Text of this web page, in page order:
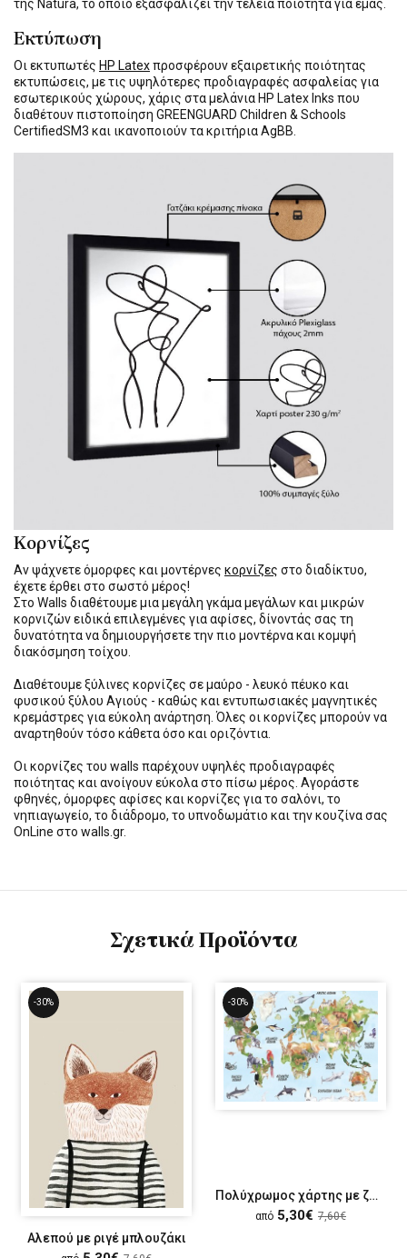
της Natura, το οποίο εξασφαλίζει την τέλεια ποιότητα για εμάς.
Εκτύπωση
Οι εκτυπωτές HP Latexπροσφέρουν εξαιρετικής ποιότητας
εκτυπώσεις, με τις υψηλότερες προδιαγραφές ασφαλείας για
εσωτερικούς χώρους, χάρις στα μελάνια HP Latex Inks που
διαθέτουν πιστοποίηση GREENGUARD Children & Schools
CertifiedSM3 και ικανοποιούν τα κριτήρια AgBB.
Κορνίζες
Αν ψάχνετε όμορφες και μοντέρνες κορνίζες στο διαδίκτυο,
έχετε έρθει στο σωστό μέρος!
Στο Walls διαθέτουμε μια μεγάλη γκάμα μεγάλων και μικρών
κορνιζών ειδικά επιλεγμένες για αφίσες, δίνοντάς σας τη
δυνατότητα να δημιουργήσετε την πιο μοντέρνα και κομψή
διακόσμηση τοίχου.
Διαθέτουμε ξύλινες κορνίζες σε μαύρο - λευκό πέυκο και
φυσικού ξύλου Αγιούς - καθώς και εντυπωσιακές μαγνητικές
κρεμάστρες για εύκολη ανάρτηση. Όλες οι κορνίζες μπορούν να
αναρτηθούν τόσο κάθετα όσο και οριζόντια.
Οι κορνίζες του walls παρέχουν υψηλές προδιαγραφές
ποιότητας και ανοίγουν εύκολα στο πίσω μέρος. Αγοράστε
φθηνές, όμορφες αφίσες και κορνίζες για το σαλόνι, το
νηπιαγωγείο, το διάδρομο, το υπνοδωμάτιο και την κουζίνα σας
OnLine στο walls.gr.
Σχετικά Προϊόντα
-30%
Αλεπού με ριγέ μπλουζάκι
-30%
Πολύχρωμος χάρτης με ζώα
από 5,30€ 7,60€